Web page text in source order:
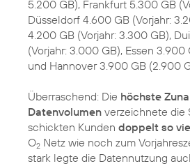
5.200 GB), Frankfurt 5.300 GB
Düsseldorf 4.600 GB (Vorjahr:
4.200 GB (Vorjahr: 3.300 GB),
(Vorjahr: 3.000 GB), Essen 3.900
und Hannover 3.900 GB (2.900
Überraschend: Die höchste
Datenvolumen verzeichnete die
schickten Kunden doppelt so
O2 Netz wie noch zum
stark legte die Datennutzung